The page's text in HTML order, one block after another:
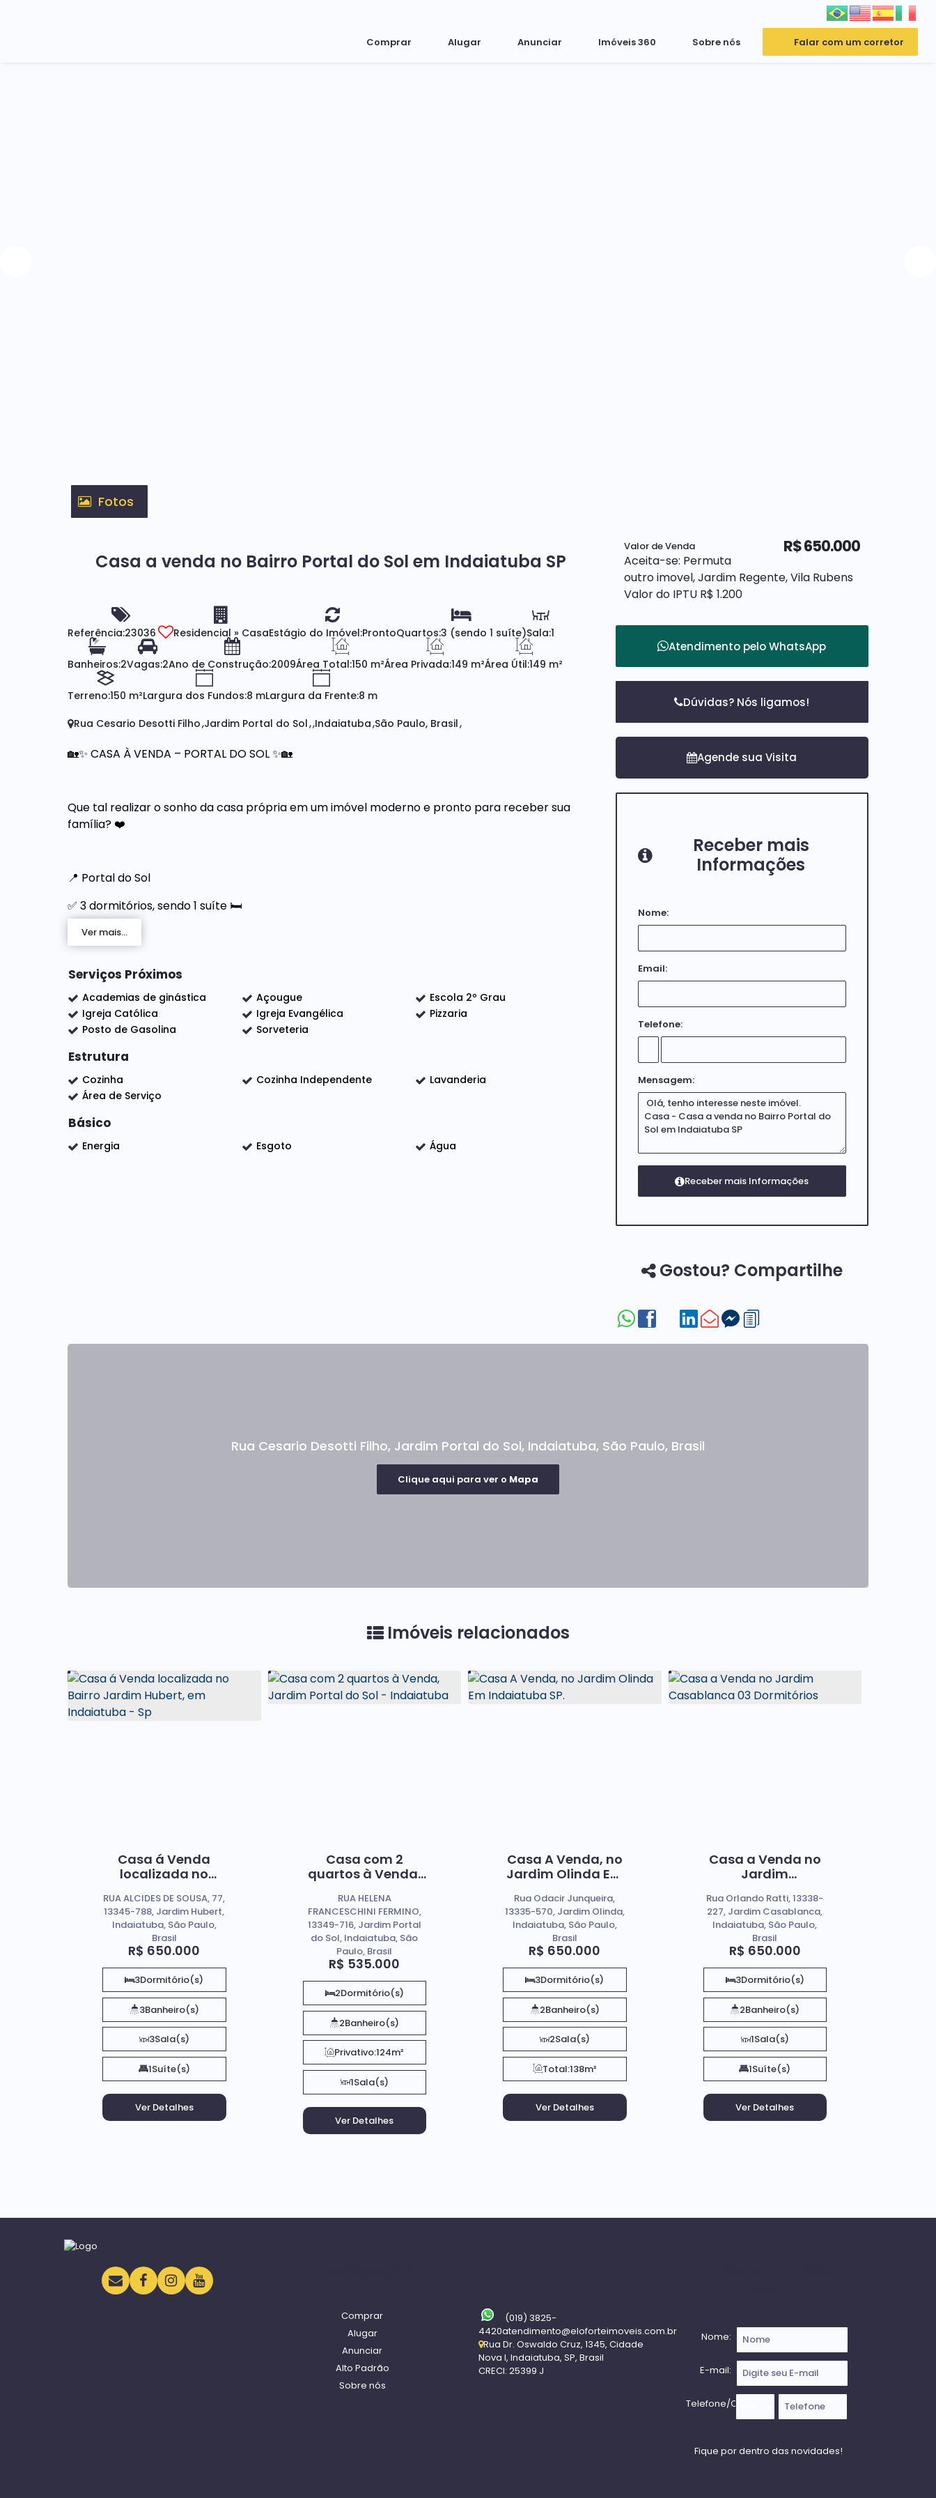
Falar com um corretor
Sobre nós
Imóveis 360
Anunciar
Alugar
Comprar
Fotos
Casa a venda no Bairro Portal do Sol em Indaiatuba SP
Referência:23036 Residencial » CasaEstágio do Imóvel:ProntoQuartos:3 (sendo 1 suíte)Sala:1
Banheiros:2Vagas:2Ano de Construção:2009Área Total:150 m²Área Privada:149 m²Área Útil:149 m²
Terreno:150 m²Largura dos Fundos:8 mLargura da Frente:8 m
Rua Cesario Desotti Filho Jardim Portal do Sol Indaiatuba São Paulo, Brasil
🏡✨ CASA À VENDA – PORTAL DO SOL ✨🏡
Que tal realizar o sonho da casa própria em um imóvel moderno e pronto para receber sua
família? ❤️
📍 Portal do Sol
✅ 3 dormitórios, sendo 1 suíte 🛏️
✅ Sala ampla 🛋️
✅ Cozinha funcional 🍽️
✅ Área gourmet para reunir a família e os amigos 🍖🥂
✅ 2 banheiros 🚿
✅ Garagem para 2 carros 🚗🚗
💰 Excelente oportunidade para quem busca conforto, praticidade e qualidade de vida!
Ver mais...
Serviços Próximos
Academias de ginástica Açougue
Escola 2º Grau
Igreja Católica
Igreja Evangélica
Pizzaria
Posto de Gasolina
Sorveteria
Estrutura
Cozinha Cozinha Independente
Lavanderia
Área de Serviço
Básico
Energia Esgoto Água
R$650.000
Valor de Venda
Aceita-se: Permuta
outro imovel, Jardim Regente, Vila Rubens
Valor do IPTU R$ 1.200
Atendimento peloWhatsApp
Dúvidas? Nós ligamos!
Receber mais
Informações
Nome:
Email:
Telefone:
Mensagem:
Gostou? Compartilhe
Rua Cesario Desotti Filho, Jardim Portal do Sol, Indaiatuba, São Paulo, Brasil
Clique aqui para ver o Mapa
Imóveis relacionados
Casa á Venda
localizada no
Hubert, em
Indaiatuba - Sp
R$ 650.000
RUA ALCIDES DE SOUSA, 77,
13345-788, Jardim Hubert,
Indaiatuba, São Paulo,
Brasil
3Dormitório(s)
3Banheiro(s)
3Sala(s)
1Suíte(s)
Casa com 2
quartos à Venda,
Sol - Indaiatuba
R$ 535.000
RUA HELENA
FRANCESCHINI FERMINO,
13349-716, Jardim Portal
do Sol, Indaiatuba, São
Paulo, Brasil
2Dormitório(s)
2Banheiro(s)
Privativo:124m²
1Sala(s)
Casa A Venda, no
Jardim Olinda Em
R$ 650.000
Rua Odacir Junqueira,
13335-570, Jardim Olinda,
Indaiatuba, São Paulo,
Brasil
3Dormitório(s)
2Banheiro(s)
2Sala(s)
Total:138m²
Casa a Venda no
Jardim
Dormitórios
R$ 650.000
Rua Orlando Ratti, 13338-
227, Jardim Casablanca,
Indaiatuba, São Paulo,
Brasil
3Dormitório(s)
2Banheiro(s)
1Sala(s)
1Suíte(s)
Comprar
Alugar
Anunciar
Alto Padrão
Sobre nós
(019) 3825-
4420atendimento@eloforteimoveis.com.br
Rua Dr. Oswaldo Cruz, 1345, Cidade
Nova I, Indaiatuba, SP, Brasil
CRECI: 25399 J
Nome:
E-mail:
Telefone/Celular: